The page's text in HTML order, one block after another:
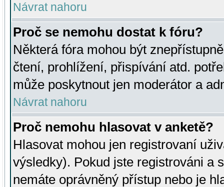
Návrat nahoru
Proč se nemohu dostat k fóru?
Některá fóra mohou být
čtení, prohlížení, přispívání atd.
může poskytnout jen moderátor a
Návrat nahoru
Proč nemohu hlasovat v anketě?
Hlasovat mohou jen registrovaní
výsledky). Pokud jste registrováni a
nemáte oprávněný přístup nebo je